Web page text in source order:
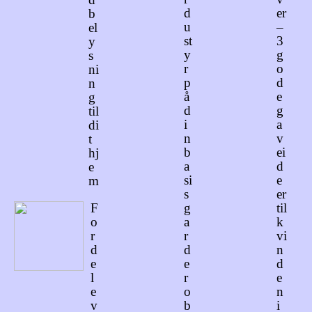
b
el
y
s
ni
n
g
til
di
t
hj
e
m
F
o
r
d
e
l
e
v
d
u
st
y
r
p
å
d
i
n
b
a
si
s
g
a
r
d
e
r
o
b
er
–
3
g
o
d
e
g
a
v
ei
d
e
er
til
k
vi
n
d
e
n
i